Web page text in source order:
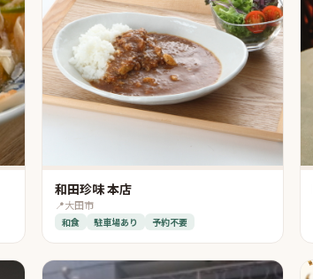
和田珍味 本店
📍大田市
和食 駐車場あり 予約不要